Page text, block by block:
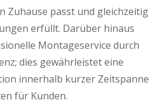
Zuhause passt und gleichzeitig
erfüllt. Darüber hinaus
Montageservice durch
dies gewährleistet eine
innerhalb kurzer Zeitspanne
für Kunden.